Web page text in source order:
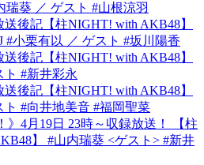
瑞葵 ／ ゲスト #山根涼羽
送後記【柱NIGHT! with AKB48】
#小栗有以 ／ ゲスト #坂川陽香
送後記【柱NIGHT! with AKB48】
ト #新井彩永
送後記【柱NIGHT! with AKB48】
ト #向井地美音 #福岡聖菜
》4月19日 23時～収録放送！ 【柱
】 #山内瑞葵 <ゲスト> #新井